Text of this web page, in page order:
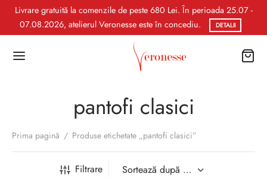
Livrare gratuită la comenzile de peste 680 Lei. În perioada 25.07 -
07.08.2026, atelierul Veronesse este în concediu.
DETALII
pantofi clasici
Prima pagină / Produse etichetate „pantofi clasici”
Filtrare